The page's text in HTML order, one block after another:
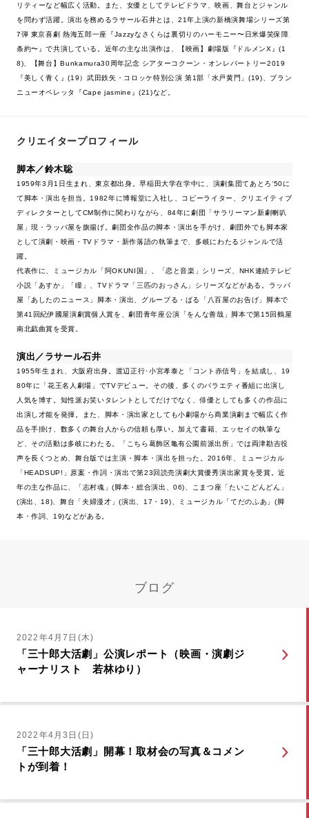
リティーなど幅広く活動。また、女優としてテレビドラマ、映画、舞台とジャンル
を問わず活躍。演出を務めるラサール石井とは、21年上演の新橋演舞場シリーズ第
7弾 東京喜劇 熱海五郎一座『Jazzyなさくらは裏切りのハーモニー〜日米爆笑保障
条約〜』で共演している。近年の主な出演作は、【映画】劇場版『ドルメンX』(1
8)、【舞台】Bunkamura30周年記念 シアターコクーン・オンレパートリー2019
『美しく青く』(19）武田鉄矢・コロッケ特別公演 第1部「水戸黄門」(19)、ブラン
ニューオペレッタ『Cape jasmine』(21)など。
クリエイタープロフィール
脚本／鈴木聡
1959年3月1日生まれ、東京都出身。早稲田大学在学中に、演劇集団てあとろ‘50に
て脚本・演出を担当。1982年に博報堂に入社し、コピーライター、クリエイティブ
ディレクターとしてCM制作に関わりながら、84年に劇団「サラリーマン新劇喇叭
屋」現・ラッパ屋を旗揚げ。劇団全作品の脚本・演出を手がけ、劇団外でも脚本家
として演劇・映画・TVドラマ・新作落語の執筆まで、多岐にわたるジャンルで活
躍。
代表作に、ミュージカル「阿OKUNI国」、「恋と音楽」シリーズ、NHK連続テレビ
小説「あすか」「瞳」、TVドラマ「三匹のおっさん」シリーズなどがある。ラッパ
屋「あしたのニュース」脚本・演出、グループる・ばる「八百屋のお告げ」脚本で
第41回紀伊國屋演劇賞個人賞を、劇団青年座公演「をんな善哉」脚本で第15回鶴屋
南北戯曲賞を受賞。
演出／ラサール石井
1955年生まれ、大阪府出身。渡辺正行･小宮孝泰と「コント赤信号」を結成し、19
80年に「花王名人劇場」でTVデビュー。その後、多くのバラエティ番組に出演し
人気を博す。知性派お笑いタレントとしてだけでなく、俳優としても多くの作品に
出演し才能を発揮。また、脚本・演出家としても小劇場から商業演劇まで幅広く作
品を手掛け、数多くの舞台人からの信頼も厚い。加えて書籍、エッセイの執筆な
ど、その活動は多岐にわたる。「こちら葛飾区亀有公園前派出所」では両津勘吉役
声を長くつとめ、舞台版では主演・脚本・演出を担った。2016年、ミュージカル
「HEADSUP!」原案・作詞・演出で第23回読売演劇大賞優秀演出家賞を受賞。近
年の主な作品に、「志村魂」(脚本・総合演出、06)、こまつ座「たいこどんどん」
(演出、18)、舞台「夫婦漫才」(演出、17・19)、ミュージカル「てだのふあ」(脚
本・作詞、19)などがある。
ブログ
2022年4月7日(木)
「三十郎大活劇」公演レポート（映画・演劇ジ
ャーナリスト 若林ゆり）
2022年4月3日(日)
「三十郎大活劇」開幕！取材会の写真＆コメン
トが到着！